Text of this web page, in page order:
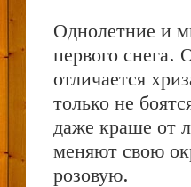
Однолетние и
первого снега.
отличается
только не
даже краше от
меняют свою
розовую.